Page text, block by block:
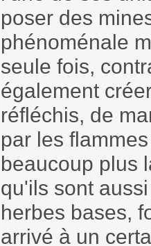
poser des
phénoménale
seule fois,
également
réfléchis, de
par les
beaucoup plus
qu'ils sont
herbes bases,
arrivé à un